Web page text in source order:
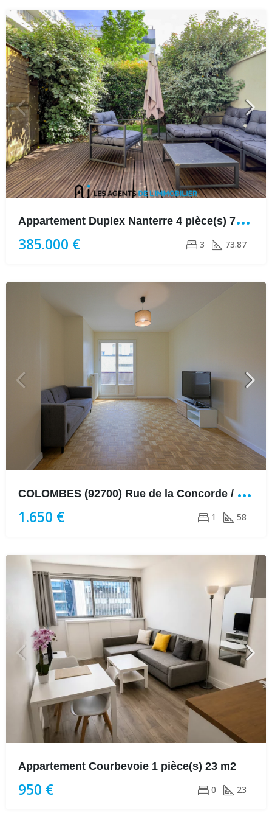
A
ppartement Duplex Nanterre 4 pièce(s) 73.87 m2
385.000 € 3 73.87
C
OLOMBES (92700) Rue de la Concorde / Proximité immédiate Rue Saint-Denis
1.650 € 1 58
Appartement Courbevoie 1 pièce(s) 23 m2
950 € 0 23